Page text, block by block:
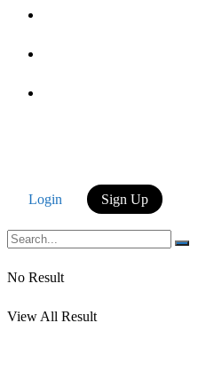
Login Sign Up
No Result
View All Result